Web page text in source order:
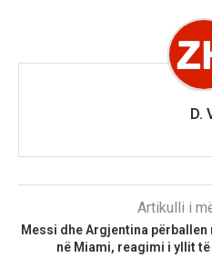
D.
Artikulli i
Messi dhe Argjentina
në Miami, reagimi i yllit